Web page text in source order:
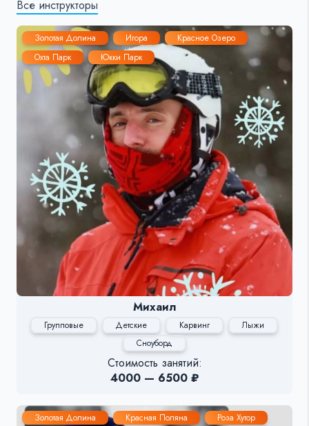
Все инструкторы
Золотая Долина Игора
Красное Озеро
Охта Парк
Юкки Парк
Михаил
Групповые Детские Карвинг
Лыжи
Сноуборд
Стоимость занятий:
4000 — 6500 ₽
Золотая Долина Красная Поляна
Роза Хутор